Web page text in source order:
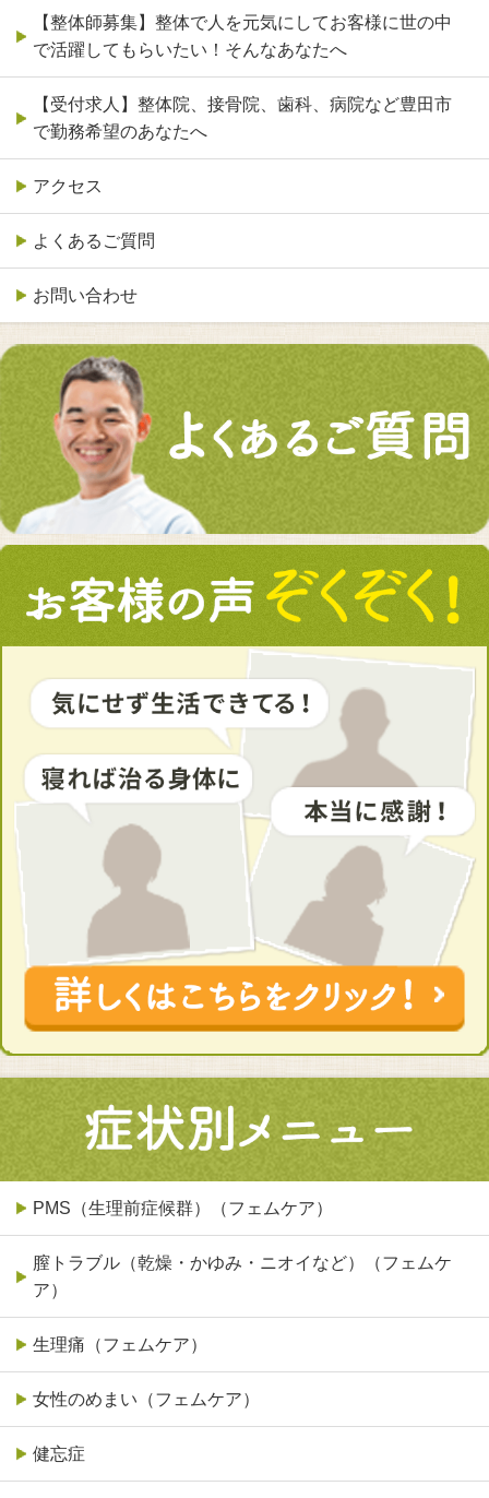
【整体師募集】整体で人を元気にしてお客様に世の中
で活躍してもらいたい！そんなあなたへ
【受付求人】整体院、接骨院、歯科、病院など豊田市
で勤務希望のあなたへ
アクセス
よくあるご質問
お問い合わせ
PMS（生理前症候群）（フェムケア）
膣トラブル（乾燥・かゆみ・ニオイなど）（フェムケ
ア）
生理痛（フェムケア）
女性のめまい（フェムケア）
健忘症